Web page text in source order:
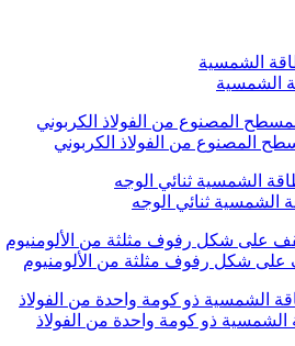
الشمسية
المصنوع من الفولاذ الكربوني
الشمسية ثنائي الوجه
شكل رفوف مثلثة من الألومنيوم
الشمسية ذو كومة واحدة من الفولاذ